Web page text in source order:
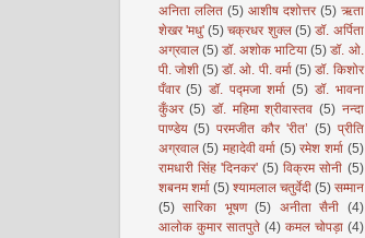
अनिता ललित (5) आशीष दशोत्तर (5) ऋता
शेखर 'मधु' (5) चक्रधर शुक्ल (5) डॉ. अर्पिता
अग्रवाल (5) डॉ. अशोक भाटिया (5) डॉ. ओ.
पी. जोशी (5) डॉ. ओ. पी. वर्मा (5) डॉ. किशोर
पँवार (5) डॉ. पद्मजा शर्मा (5) डॉ. भावना
कुँअर (5) डॉ. महिमा श्रीवास्तव (5) नन्दा
पाण्डेय (5) परमजीत कौर 'रीत’ (5) प्रीति
अग्रवाल (5) महादेवी वर्मा (5) रमेश शर्मा (5)
रामधारी सिंह 'दिनकर' (5) विक्रम सोनी (5)
शबनम शर्मा (5) श्यामलाल चतुर्वेदी (5) सम्मान
(5) सारिका भूषण (5) अनीता सैनी (4)
आलोक कुमार सातपुते (4) कमल चोपड़ा (4)